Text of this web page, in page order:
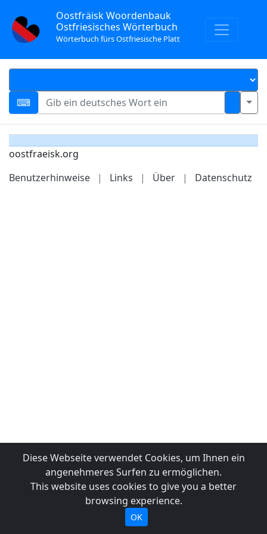
Oostfräisk Woordenbauk
Ostfriesisches Wörterbuch
Wörterbuch fürs Ostfriesische Platt
oostfraeisk.org
Benutzerhinweise
| Links | Über | Datenschutz
Diese Webseite verwendet Cookies, um Ihnen ein
angenehmeres Surfen zu ermöglichen.
This website uses cookies to give you a better
browsing experience.
OK